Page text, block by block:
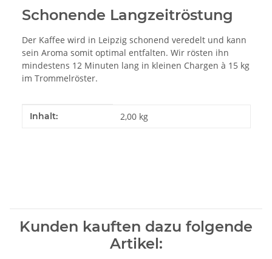
Schonende Langzeitröstung
Der Kaffee wird in Leipzig schonend veredelt und kann
sein Aroma somit optimal entfalten. Wir rösten ihn
mindestens 12 Minuten lang in kleinen Chargen à 15 kg
im Trommelröster.
Produkteigenschaft
Wert
Inhalt: 2,00 kg
Kunden kauften dazu folgende
Artikel: